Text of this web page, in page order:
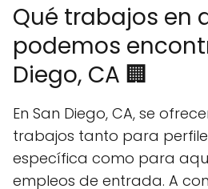
Qué trabajos en
podemos
Diego, CA 🏢
En San Diego, CA, se
trabajos tanto para
específica como para
empleos de entrada. A